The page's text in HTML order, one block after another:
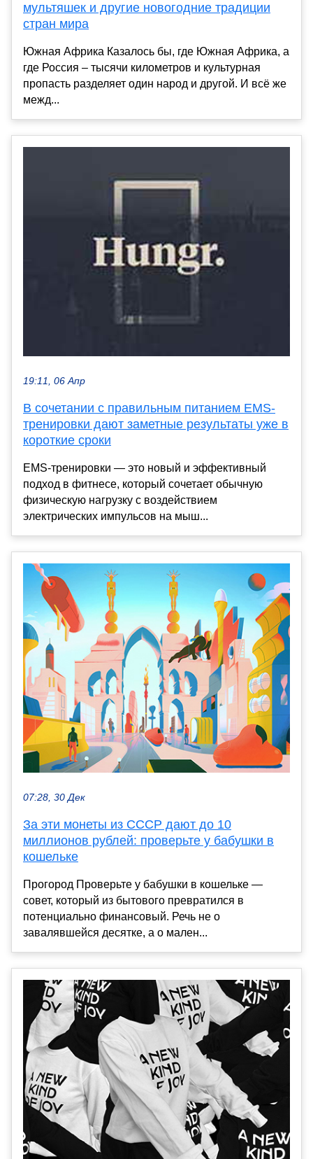
мультяшек и другие новогодние традиции
стран мира
Южная Африка Казалось бы, где Южная Африка, а
где Россия – тысячи километров и культурная
пропасть разделяет один народ и другой. И всё же
межд...
19:11, 06 Апр
В сочетании с правильным питанием EMS-
тренировки дают заметные результаты уже в
короткие сроки
EMS-тренировки — это новый и эффективный
подход в фитнесе, который сочетает обычную
физическую нагрузку с воздействием
электрических импульсов на мыш...
07:28, 30 Дек
За эти монеты из СССР дают до 10
миллионов рублей: проверьте у бабушки в
кошельке
Прогород Проверьте у бабушки в кошельке —
совет, который из бытового превратился в
потенциально финансовый. Речь не о
завалявшейся десятке, а о мален...